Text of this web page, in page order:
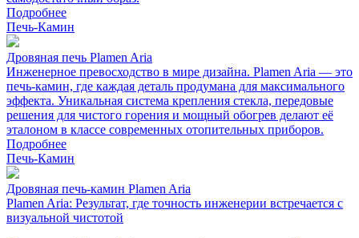
Подробнее
Печь-Камин
Дровяная печь Plamen Aria
Инженерное превосходство в мире дизайна. Plamen Aria — это
печь-камин, где каждая деталь продумана для максимального
эффекта. Уникальная система крепления стекла, передовые
решения для чистого горения и мощный обогрев делают её
эталоном в классе современных отопительных приборов.
Подробнее
Печь-Камин
Дровяная печь-камин Plamen Aria
Plamen Aria: Результат, где точность инженерии встречается с
визуальной чистотой